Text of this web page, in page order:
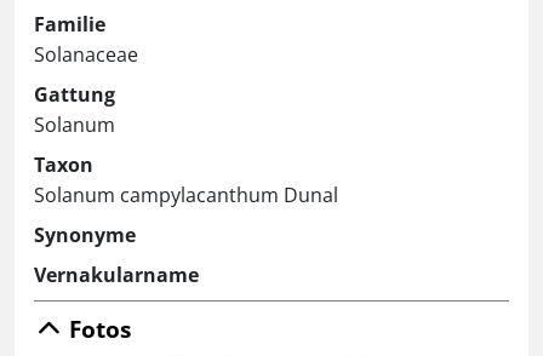
Familie
Solanaceae
Gattung
Solanum
Taxon
Solanum campylacanthum Dunal
Synonyme
Vernakularname
Fotos